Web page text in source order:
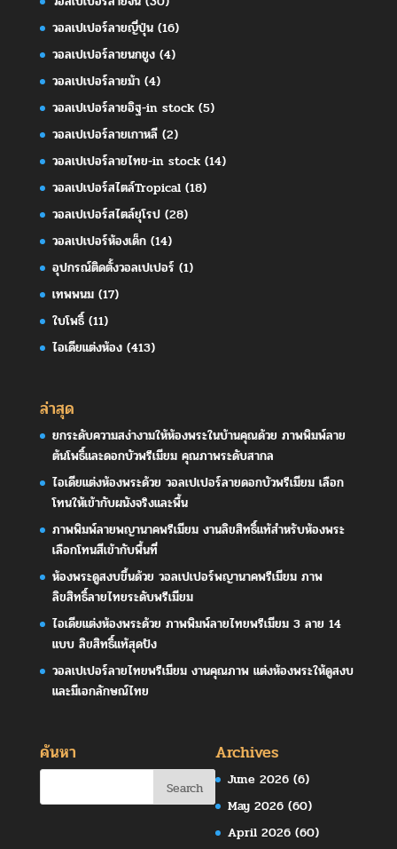
วอลเปเปอร์ลายญี่ปุ่น(16)
วอลเปเปอร์ลายนกยูง(4)
วอลเปเปอร์ลายม้า(4)
วอลเปเปอร์ลายอิฐ-in stock(5)
วอลเปเปอร์ลายเกาหลี(2)
วอลเปเปอร์ลายไทย-in stock(14)
วอลเปเปอร์สไตล์Tropical(18)
วอลเปเปอร์สไตล์ยุโรป(28)
วอลเปเปอร์ห้องเด็ก(14)
อุปกรณ์ติดตั้งวอลเปเปอร์ (1)
เทพพนม(17)
ใบโพธิ์(11)
ไอเดียแต่งห้อง(413)
ล่าสุด
ยกระดับความสง่างามให้ห้องพระในบ้านคุณด้วย ภาพพิมพ์ลาย
ต้นโพธิ์และดอกบัวพรีเมียม คุณภาพระดับสากล
ไอเดียแต่งห้องพระด้วย วอลเปเปอร์ลายดอกบัวพรีเมียม เลือก
โทนให้เข้ากับผนังจริงและพื้น
ภาพพิมพ์ลายพญานาคพรีเมียม งานลิขสิทธิ์แท้สำหรับห้องพระ
เลือกโทนสีเข้ากับพื้นที่
ห้องพระดูสงบขึ้นด้วย วอลเปเปอร์พญานาคพรีเมียม ภาพ
ลิขสิทธิ์ลายไทยระดับพรีเมียม
ไอเดียแต่งห้องพระด้วย ภาพพิมพ์ลายไทยพรีเมียม 3 ลาย 14
แบบ ลิขสิทธิ์แท้สุดปัง
วอลเปเปอร์ลายไทยพรีเมียม งานคุณภาพ แต่งห้องพระให้ดูสงบ
และมีเอกลักษณ์ไทย
ค้นหา Archives
June 2026 (6)
May 2026 (60)
April 2026 (60)